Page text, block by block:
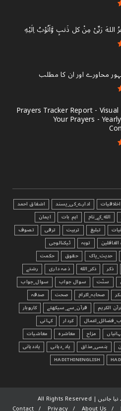
محاورے اور ان کا مطلب
Prayers Tracker Report -
Your Prayers -
اخلاقیات ادارے_کی_پسند
اشفاق احمد
الله_کے_نام اہم بات
ایمان
تبليغ تربیت ترقی
تصوف
توبہ
ٹیکنالوجی
حدیث_پاک حقوق
حکمت
ذکر ذکر_الله ذمہ داری
رشتے
سنّت سوال جواب
سوال_جواب
صحابہ_اکرام صحت
صدقہ
الکریم قرآن_سے_سیکھئے
کاروبار
کردار
کہانی
مزاح معاشرہ
معاشیات
ہنسی_مذاق یاد_دہانی
یاددہانی
HADITHINENGLISH
About Us
Privacy
Contact